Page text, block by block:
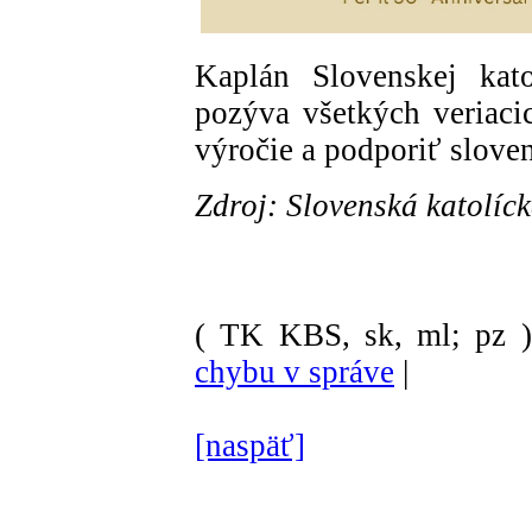
Kaplán Slovenskej
pozýva všetkých
výročie a podporiť
Zdroj: Slovenská
( TK KBS, sk, ml; pz )
chybu v správe |
[naspäť]